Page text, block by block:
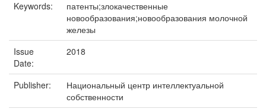
Keywords:
патенты;злокачественные
новообразования;новообразования молочной
железы
Issue
Date:
2018
Publisher:
Национальный центр интеллектуальной
собственности